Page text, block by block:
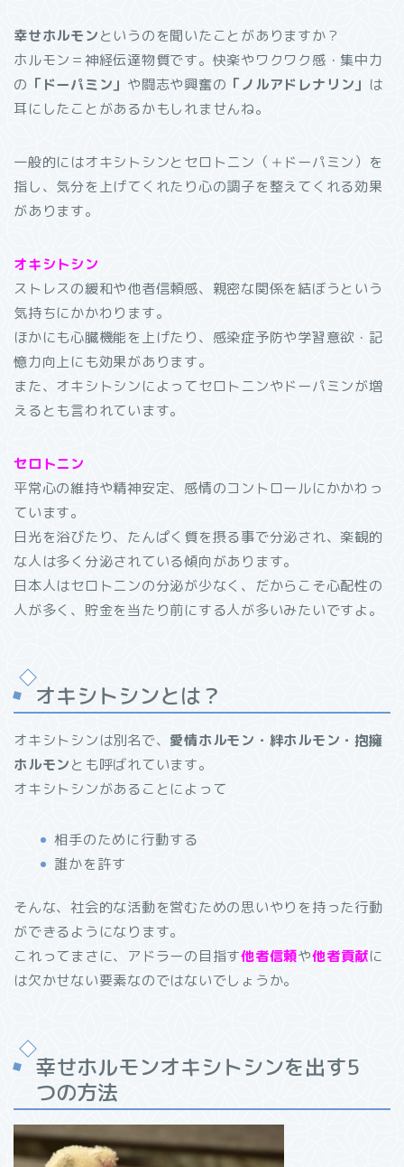
幸せホルモンというのを聞いたことがありますか？
ホルモン＝神経伝達物質です。快楽やワクワク感・集中力
の 「ドーパミン」 や闘志や興奮の 「ノルアドレナリン」 は
耳にしたことがあるかもしれませんね。
一般的にはオキシトシンとセロトニン（＋ドーパミン）を
指し、気分を上げてくれたり心の調子を整えてくれる効果
があります。
オキシトシン
ストレスの緩和や他者信頼感、親密な関係を結ぼうという
気持ちにかかわります。
ほかにも心臓機能を上げたり、感染症予防や学習意欲・記
憶力向上にも効果があります。
また、オキシトシンによってセロトニンやドーパミンが増
えるとも言われています。
セロトニン
平常心の維持や精神安定、感情のコントロールにかかわっ
ています。
日光を浴びたり、たんぱく質を摂る事で分泌され、楽観的
な人は多く分泌されている傾向があります。
日本人はセロトニンの分泌が少なく、だからこそ心配性の
人が多く、貯金を当たり前にする人が多いみたいですよ。
オキシトシンとは？
オキシトシンは別名で、 愛情ホルモン・絆ホルモン・抱擁
ホルモンとも呼ばれています。
オキシトシンがあることによって
相手のために行動する
誰かを許す
そんな、社会的な活動を営むための思いやりを持った行動
ができるようになります。
これってまさに、アドラーの目指す他者信頼や他者貢献に
は欠かせない要素なのではないでしょうか。
幸せホルモンオキシトシンを出す5
つの方法